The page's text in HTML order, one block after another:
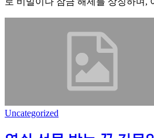
Uncategorized